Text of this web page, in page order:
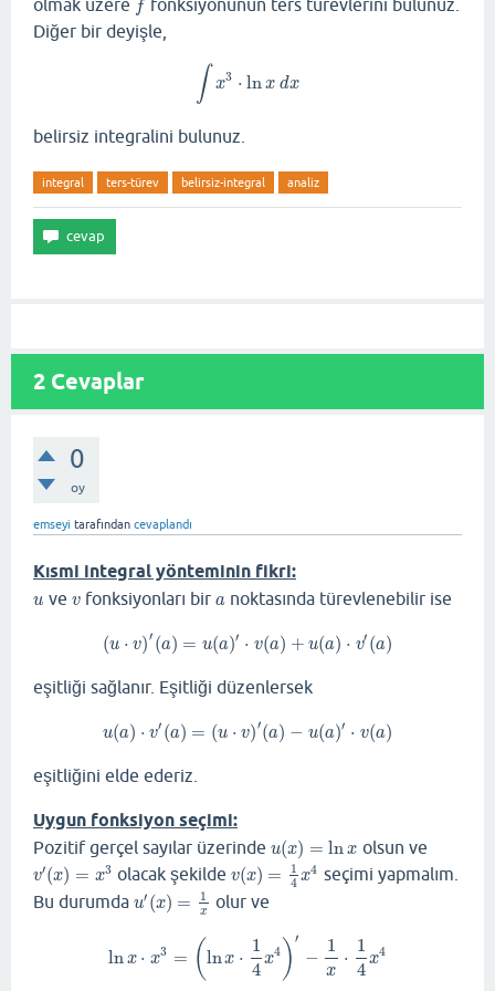
olmak üzere f
f fonksiyonunun ters türevlerini bulunuz.
Diğer bir deyişle,
∫ x3 ⋅ ln x dx
x3 lnx d x
belirsiz integralini bulunuz.
integral ters-türev belirsiz-integral analiz
2 Cevaplar
0
oy
emseyi tarafından cevaplandı
Kısmi integral yönteminin fikri:
u
u ve v
vfonksiyonları bir a
a noktasında türevlenebilir ise
(u ⋅ v)′ (a) = u(a)′ ⋅ v(a) + u(a) ⋅ v′ (a)
(u⋅v)′ (a) =u(a) ⋅ v(a)+ u(a)⋅v′(a)
eşitliği sağlanır. Eşitliği düzenlersek
u(a) ⋅ v′ (a) = (u ⋅ v)′(a) − u(a)′ ⋅ v(a)
u(a)⋅v′ (a) =(u⋅ v)′(a)− u(a)′⋅v(a )
eşitliğini elde ederiz.
Uygun fonksiyon seçimi:
Pozitif gerçel sayılar üzerinde u(x) = ln x
u(x)= ln x olsun ve
v′(x) = x3
v′(x)= x3 olacak şekilde v(x) =
1
4 x4
v(x)=14 x4
seçimi yapmalım.
Bu durumda u′ (x) = 1
x
u′(x)= 1x olur ve
lnx ⋅ x3 = ( lnx ⋅
1
4
x4 ) ′
−
1
x
⋅
1
4
x4
lnx⋅ x3 =( lnx⋅1 4x4)′ −1 x⋅1 4x 4